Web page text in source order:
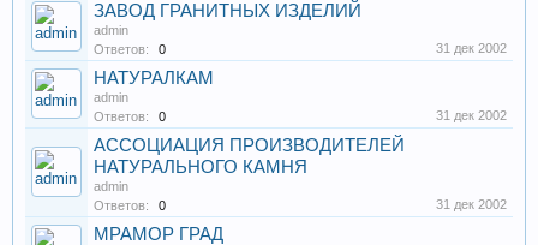
ЗАВОД ГРАНИТНЫХ ИЗДЕЛИЙ
admin
Ответов:
0 31 дек 2002
НАТУРАЛКАМ
admin
Ответов:
0 31 дек 2002
АССОЦИАЦИЯ ПРОИЗВОДИТЕЛЕЙ
НАТУРАЛЬНОГО КАМНЯ
admin
Ответов:
0 31 дек 2002
МРАМОР ГРАД